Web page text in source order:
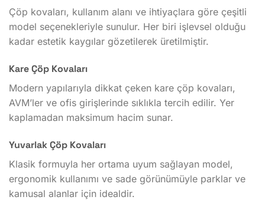
Çöp kovaları, kullanım alanı ve ihtiyaçlara göre çeşitli
model seçenekleriyle sunulur. Her biri işlevsel olduğu
kadar estetik kaygılar gözetilerek üretilmiştir.
Kare Çöp Kovaları
Modern yapılarıyla dikkat çeken kare çöp kovaları,
AVM’ler ve ofis girişlerinde sıklıkla tercih edilir. Yer
kaplamadan maksimum hacim sunar.
Yuvarlak Çöp Kovaları
Klasik formuyla her ortama uyum sağlayan model,
ergonomik kullanımı ve sade görünümüyle parklar ve
kamusal alanlar için idealdir.